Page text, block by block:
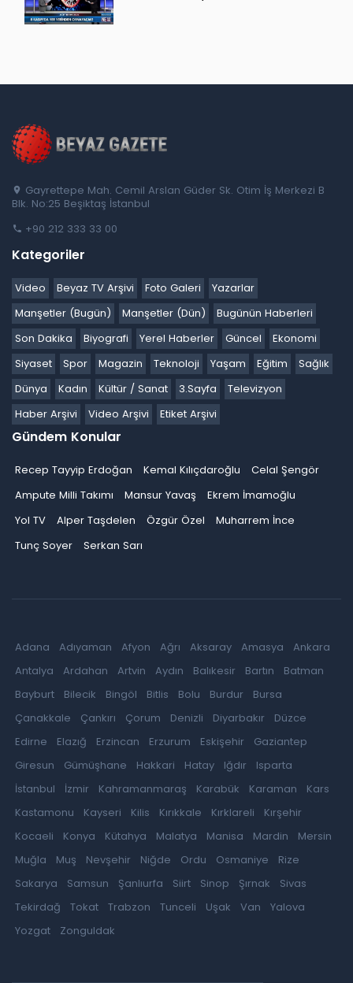
Gayrettepe Mah. Cemil Arslan Güder Sk. Otim İş Merkezi B
Blk. No:25 Beşiktaş İstanbul
+90 212 333 33 00
Kategoriler
Video Beyaz TV Arşivi Foto Galeri
Yazarlar
Manşetler (Bugün)
Manşetler (Dün)
Bugünün Haberleri
Son Dakika
Biyografi Yerel Haberler Güncel
Ekonomi
Siyaset
Spor Magazin Teknoloji Yaşam Eğitim
Sağlık
Dünya
Kadın Kültür / Sanat 3.Sayfa
Televizyon
Haber Arşivi
Video Arşivi Etiket Arşivi
Gündem Konular
Recep Tayyip Erdoğan Kemal Kılıçdaroğlu
Celal Şengör
Ampute Milli Takımı
Mansur Yavaş
Ekrem İmamoğlu
Yol TV
Alper Taşdelen Özgür Özel
Muharrem İnce
Tunç Soyer
Serkan Sarı
Adana Adıyaman Afyon Ağrı Aksaray Amasya
Ankara
Antalya
Ardahan Artvin Aydın Balıkesir Bartın
Batman
Bayburt
Bilecik Bingöl Bitlis Bolu Burdur
Bursa
Çanakkale
Çankırı Çorum Denizli Diyarbakır
Düzce
Edirne
Elazığ Erzincan Erzurum Eskişehir
Gaziantep
Giresun
Gümüşhane Hakkari Hatay Iğdır
Isparta
İstanbul
İzmir Kahramanmaraş Karabük Karaman
Kars
Kastamonu
Kayseri Kilis Kırıkkale Kırklareli
Kırşehir
Kocaeli
Konya Kütahya Malatya Manisa Mardin
Mersin
Muğla
Muş Nevşehir Niğde Ordu Osmaniye
Rize
Sakarya
Samsun Şanlıurfa Siirt Sinop Şırnak
Sivas
Tekirdağ
Tokat Trabzon Tunceli Uşak Van
Yalova
Yozgat
Zonguldak